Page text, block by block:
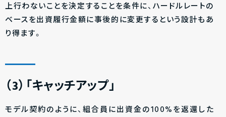
上行わないことを決定することを条件に、ハードルレートの
ベースを出資履行金額に事後的に変更するという設計もあ
り得ます。
（3）「キャッチアップ」
モデル契約のように、組合員に出資金の100%を返還した